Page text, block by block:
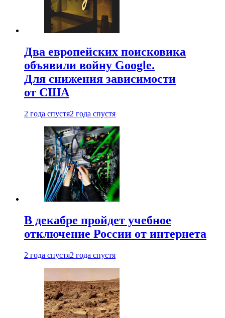
Два европейских поисковика
объявили войну Google.
Для снижения зависимости
от США
2 года спустя2 года спустя
В декабре пройдет учебное
отключение России от интернета
2 года спустя2 года спустя